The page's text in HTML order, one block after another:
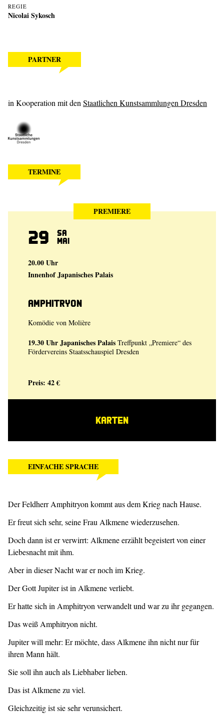
REGIE
Nicolai Sykosch
PARTNER
in Kooperation mit den Staatlichen Kunstsammlungen Dresden
TERMINE
PREMIERE
29 Sa
Mai
20.00 Uhr
Innenhof Japanisches Palais
Amphitryon
Komödie von Molière
19.30 UhrJapanisches Palais Treffpunkt „Premiere“ des
Fördervereins Staatsschauspiel Dresden
Preis: 42 €
KARTEN
EINFACHE SPRACHE
Der Feldherr Amphitryon kommt aus dem Krieg nach Hause.
Er freut sich sehr, seine Frau Alkmene wiederzusehen.
Doch dann ist er verwirrt: Alkmene erzählt begeistert von einer
Liebesnacht mit ihm.
Aber in dieser Nacht war er noch im Krieg.
Der Gott Jupiter ist in Alkmene verliebt.
Er hatte sich in Amphitryon verwandelt und war zu ihr gegangen.
Das weiß Amphitryon nicht.
Jupiter will mehr: Er möchte, dass Alkmene ihn nicht nur für
ihren Mann hält.
Sie soll ihn auch als Liebhaber lieben.
Das ist Alkmene zu viel.
Gleichzeitig ist sie sehr verunsichert.